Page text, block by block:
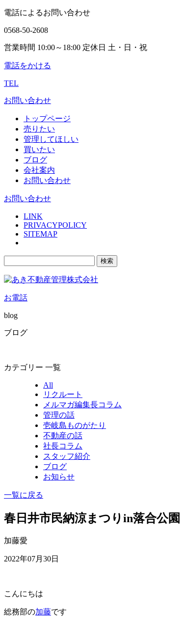
電話によるお問い合わせ
0568-50-2608
営業時間 10:00～18:00 定休日 土・日・祝
電話をかける
TEL
お問い合わせ
トップページ
売りたい
管理してほしい
買いたい
ブログ
会社案内
お問い合わせ
お問い合わせ
LINK
PRIVACYPOLICY
SITEMAP
お電話
blog
ブログ
カテゴリー 一覧
All
リクルート
メルマガ編集長コラム
管理の話
壱岐島ものがたり
不動産の話
社長コラム
スタッフ紹介
ブログ
お知らせ
一覧に戻る
春日井市民納涼まつりin落合公園
加藤愛
2022年07月30日
こんにちは
総務部の加藤です